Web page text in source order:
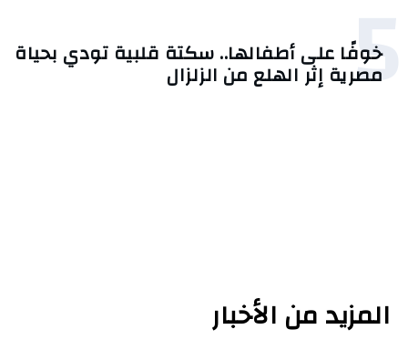
5
خوفًا على أطفالها.. سكتة قلبية تودي بحياة
مصرية إثر الهلع من الزلزال
المزيد من الأخبار